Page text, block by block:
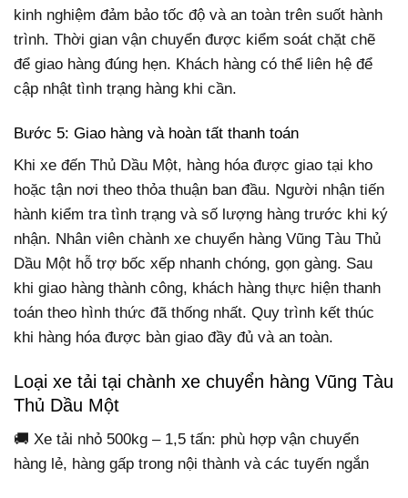
kinh nghiệm đảm bảo tốc độ và an toàn trên suốt hành
trình. Thời gian vận chuyển được kiểm soát chặt chẽ
để giao hàng đúng hẹn. Khách hàng có thể liên hệ để
cập nhật tình trạng hàng khi cần.
Bước 5: Giao hàng và hoàn tất thanh toán
Khi xe đến Thủ Dầu Một, hàng hóa được giao tại kho
hoặc tận nơi theo thỏa thuận ban đầu. Người nhận tiến
hành kiểm tra tình trạng và số lượng hàng trước khi ký
nhận. Nhân viên chành xe chuyển hàng Vũng Tàu Thủ
Dầu Một hỗ trợ bốc xếp nhanh chóng, gọn gàng. Sau
khi giao hàng thành công, khách hàng thực hiện thanh
toán theo hình thức đã thống nhất. Quy trình kết thúc
khi hàng hóa được bàn giao đầy đủ và an toàn.
Loại xe tải tại chành xe chuyển hàng Vũng Tàu
Thủ Dầu Một
🚚 Xe tải nhỏ 500kg – 1,5 tấn: phù hợp vận chuyển
hàng lẻ, hàng gấp trong nội thành và các tuyến ngắn